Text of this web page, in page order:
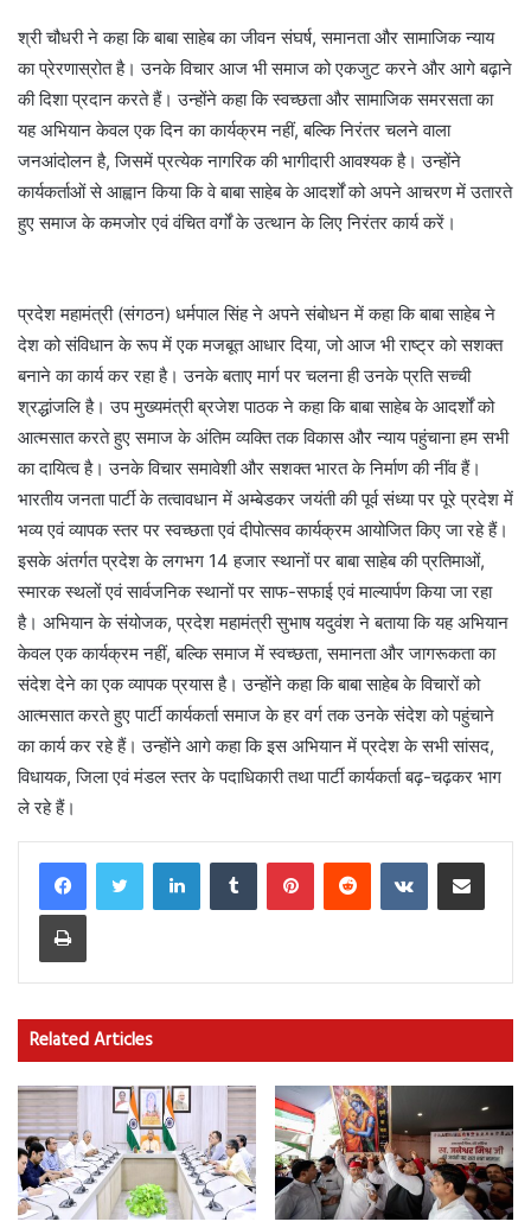
श्री चौधरी ने कहा कि बाबा साहेब का जीवन संघर्ष, समानता और सामाजिक न्याय
का प्रेरणास्रोत है। उनके विचार आज भी समाज को एकजुट करने और आगे बढ़ाने
की दिशा प्रदान करते हैं। उन्होंने कहा कि स्वच्छता और सामाजिक समरसता का
यह अभियान केवल एक दिन का कार्यक्रम नहीं, बल्कि निरंतर चलने वाला
जनआंदोलन है, जिसमें प्रत्येक नागरिक की भागीदारी आवश्यक है। उन्होंने
कार्यकर्ताओं से आह्वान किया कि वे बाबा साहेब के आदर्शों को अपने आचरण में उतारते
हुए समाज के कमजोर एवं वंचित वर्गों के उत्थान के लिए निरंतर कार्य करें।
प्रदेश महामंत्री (संगठन) धर्मपाल सिंह ने अपने संबोधन में कहा कि बाबा साहेब ने
देश को संविधान के रूप में एक मजबूत आधार दिया, जो आज भी राष्ट्र को सशक्त
बनाने का कार्य कर रहा है। उनके बताए मार्ग पर चलना ही उनके प्रति सच्ची
श्रद्धांजलि है। उप मुख्यमंत्री ब्रजेश पाठक ने कहा कि बाबा साहेब के आदर्शों को
आत्मसात करते हुए समाज के अंतिम व्यक्ति तक विकास और न्याय पहुंचाना हम सभी
का दायित्व है। उनके विचार समावेशी और सशक्त भारत के निर्माण की नींव हैं।
भारतीय जनता पार्टी के तत्वावधान में अम्बेडकर जयंती की पूर्व संध्या पर पूरे प्रदेश में
भव्य एवं व्यापक स्तर पर स्वच्छता एवं दीपोत्सव कार्यक्रम आयोजित किए जा रहे हैं।
इसके अंतर्गत प्रदेश के लगभग 14 हजार स्थानों पर बाबा साहेब की प्रतिमाओं,
स्मारक स्थलों एवं सार्वजनिक स्थानों पर साफ-सफाई एवं माल्यार्पण किया जा रहा
है। अभियान के संयोजक, प्रदेश महामंत्री सुभाष यदुवंश ने बताया कि यह अभियान
केवल एक कार्यक्रम नहीं, बल्कि समाज में स्वच्छता, समानता और जागरूकता का
संदेश देने का एक व्यापक प्रयास है। उन्होंने कहा कि बाबा साहेब के विचारों को
आत्मसात करते हुए पार्टी कार्यकर्ता समाज के हर वर्ग तक उनके संदेश को पहुंचाने
का कार्य कर रहे हैं। उन्होंने आगे कहा कि इस अभियान में प्रदेश के सभी सांसद,
विधायक, जिला एवं मंडल स्तर के पदाधिकारी तथा पार्टी कार्यकर्ता बढ़-चढ़कर भाग
ले रहे हैं।
LinkedInTumblr PinterestReddit VKontakteShare via Email
Print
Related Articles